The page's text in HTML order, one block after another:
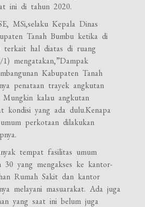
ini di tahun 2020.
MSi,selaku Kepala Dinas
Tanah Bumbu ketika di
terkait hal diatas di ruang
1) mengatakan,”Dampak
Kabupaten Tanah
penataan trayek angkutan
Mungkin kalau angkutan
kondisi yang ada dulu.Kenapa
perkotaan dilakukan
tempat fasilitas umum
30 yang mengakses ke kantor-
Rumah Sakit dan kantor
melayani masuarakat. Ada juga
yang saat ini belum juga